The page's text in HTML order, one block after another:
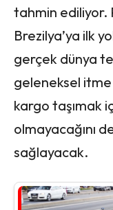
tahmin ediliyor.
Brezilya’ya ilk
gerçek dünya
geleneksel
kargo taşımak
olmayacağını
sağlayacak.